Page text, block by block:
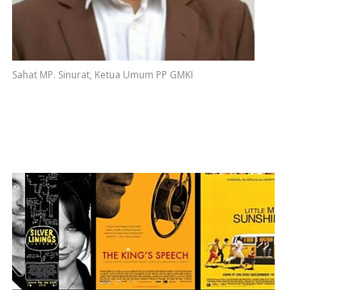
Sahat MP. Sinurat, Ketua Umum PP GMKI